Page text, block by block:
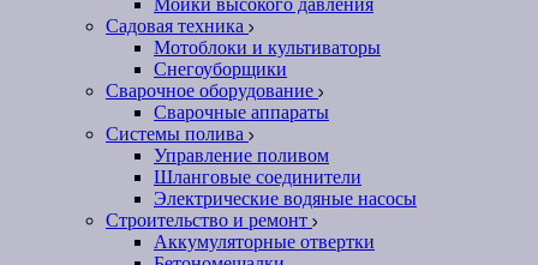
Мойки высокого давления
Садовая техника
Мотоблоки и культиваторы
Снегоуборщики
Сварочное оборудование
Сварочные аппараты
Системы полива
Управление поливом
Шланговые соединители
Электрические водяные насосы
Строительство и ремонт
Аккумуляторные отвертки